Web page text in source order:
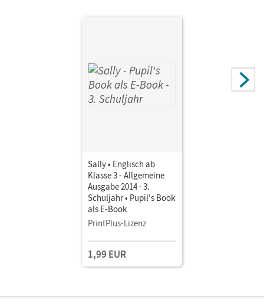
Sally • Englisch ab
Klasse 3 - Allgemeine
Ausgabe 2014 · 3.
Schuljahr • Pupil's Book
als E-Book
PrintPlus-Lizenz
1,99 EUR